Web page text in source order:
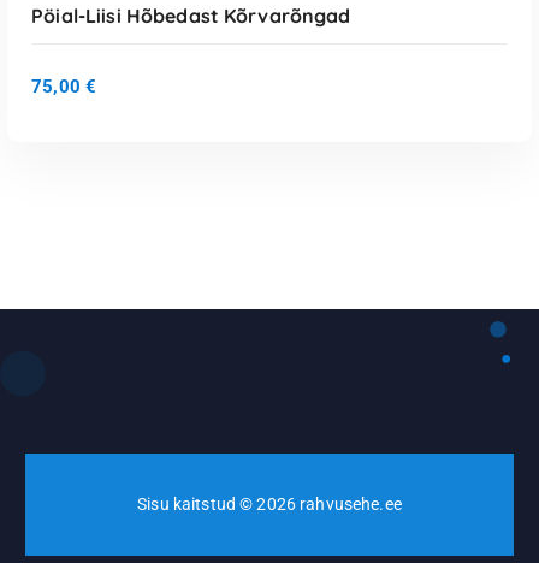
Pöial-Liisi Hõbedast Kõrvarõngad
75,00 €
Sisu kaitstud © 2026 rahvusehe.ee